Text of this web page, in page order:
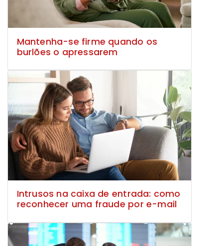
Mantenha-se firme quando os
burlões o apressarem
Intrusos na caixa de entrada: como
reconhecer uma fraude por e-mail